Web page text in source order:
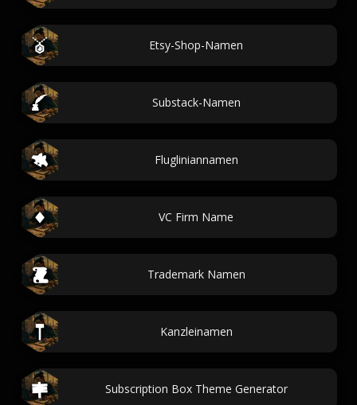
Etsy-Shop-Namen
Substack-Namen
Flugliniannamen
VC Firm Name
Trademark Namen
Kanzleinamen
Subscription Box Theme Generator